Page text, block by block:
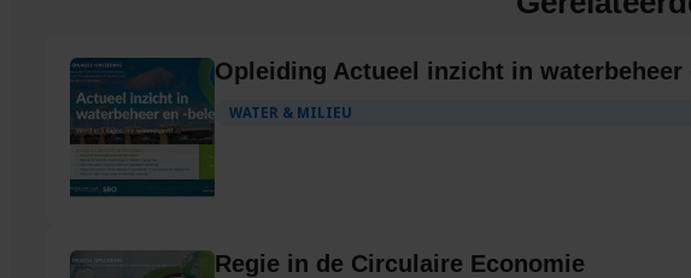
Opleiding Actueel inzicht in waterbeheer
WATER & MILIEU
Regie in de Circulaire Economie